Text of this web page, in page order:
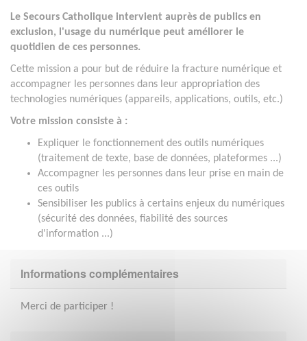
Le Secours Catholique intervient auprès de publics en
exclusion, l'usage du numérique peut améliorer le
quotidien de ces personnes.
Cette mission a pour but de réduire la fracture numérique et
accompagner les personnes dans leur appropriation des
technologies numériques (appareils, applications, outils, etc.)
Votre mission consiste à :
Expliquer le fonctionnement des outils numériques
(traitement de texte, base de données, plateformes ...)
Accompagner les personnes dans leur prise en main de
ces outils
Sensibiliser les publics à certains enjeux du numériques
(sécurité des données, fiabilité des sources
d'information ...)
Informations complémentaires
Merci de participer !